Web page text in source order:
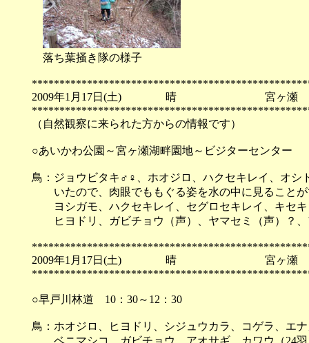
落ち葉掻き隊の様子
2009年1月17日(土) 晴 宮ヶ瀬
（自然観察に来られた方からの情報です）
○あいかわ公園～宮ヶ瀬湖畔園地～ビジターセンター
鳥：ジョウビタキ♂♀、ホオジロ、ハクセキレイ、オシ
いたので、肉眼でももぐる姿を水の中に見ることが
ヨシガモ、ハクセキレイ、セグロセキレイ、キセキ
ヒヨドリ、ガビチョウ（声）、ヤマセミ（声）？、
2009年1月17日(土) 晴 宮ヶ瀬
○早戸川林道 10：30～12：30
鳥：ホオジロ、ヒヨドリ、シジュウカラ、コゲラ、エ
ベニマシコ、ガビチョウ、アオサギ、カワウ（24羽